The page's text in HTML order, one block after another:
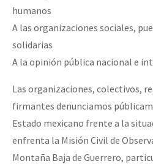
humanos
A las organizaciones sociales,
solidarias
A la opinión pública nacional e
Las organizaciones, colectivos,
firmantes denunciamos
Estado mexicano frente a la
enfrenta la Misión Civil de
Montaña Baja de Guerrero,